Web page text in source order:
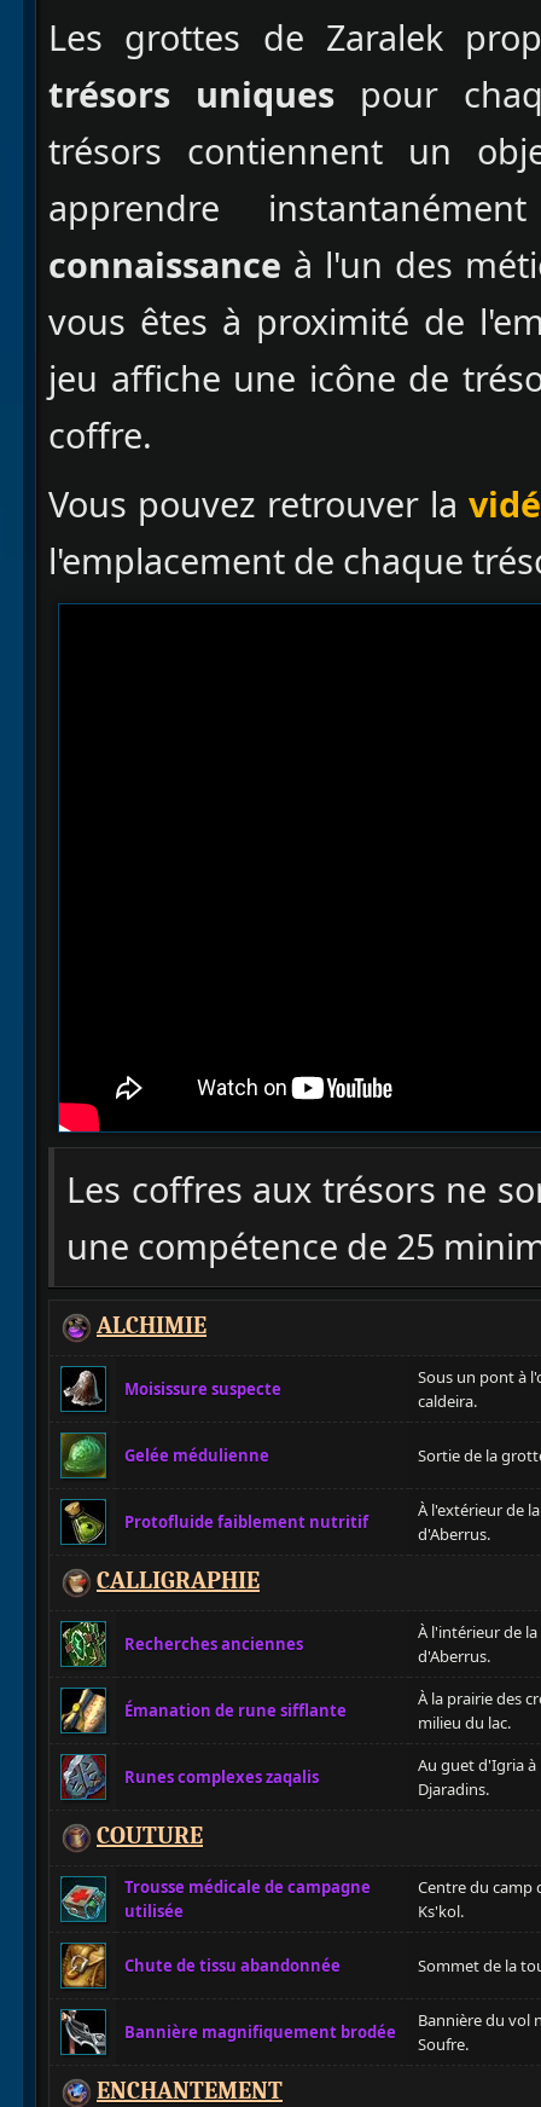
Les grottes de Zaralek
trésors uniquespour
trésors contiennent un
apprendre
connaissance à l'un des
vous êtes à proximité de
jeu affiche une icône de
coffre.
Vous pouvez retrouver la
l'emplacement de chaque
Les coffres aux trésors ne
une compétence de 25
ALCHIMIE
Moisissure suspecte
Sous un pont à
caldeira.
Gelée médulienne Sortie de la
Protofluide faiblement nutritif
À l'extérieur de
d'Aberrus.
CALLIGRAPHIE
Recherches anciennes
À l'intérieur de
d'Aberrus.
Émanation de rune sifflante
À la prairie des
milieu du lac.
Runes complexes zaqalis
Au guet d'Igria à
Djaradins.
COUTURE
Trousse médicale de campagne
utilisée
Centre du camp
Ks'kol.
Chute de tissu abandonnée Sommet de la
Bannière magnifiquement brodée
Bannière du vol
Soufre.
ENCHANTEMENT